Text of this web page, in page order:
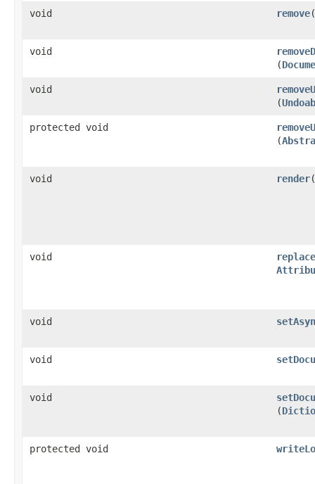
void remove
void
(
void
(
protected void
(
void render​(
void
replace
void
void
void
(
protected void